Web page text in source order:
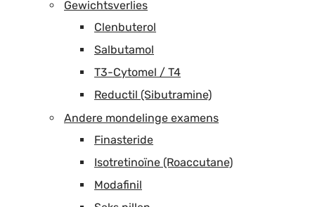
Gewichtsverlies
Clenbuterol
Salbutamol
T3-Cytomel / T4
Reductil (Sibutramine)
Andere mondelinge examens
Finasteride
Isotretinoïne (Roaccutane)
Modafinil